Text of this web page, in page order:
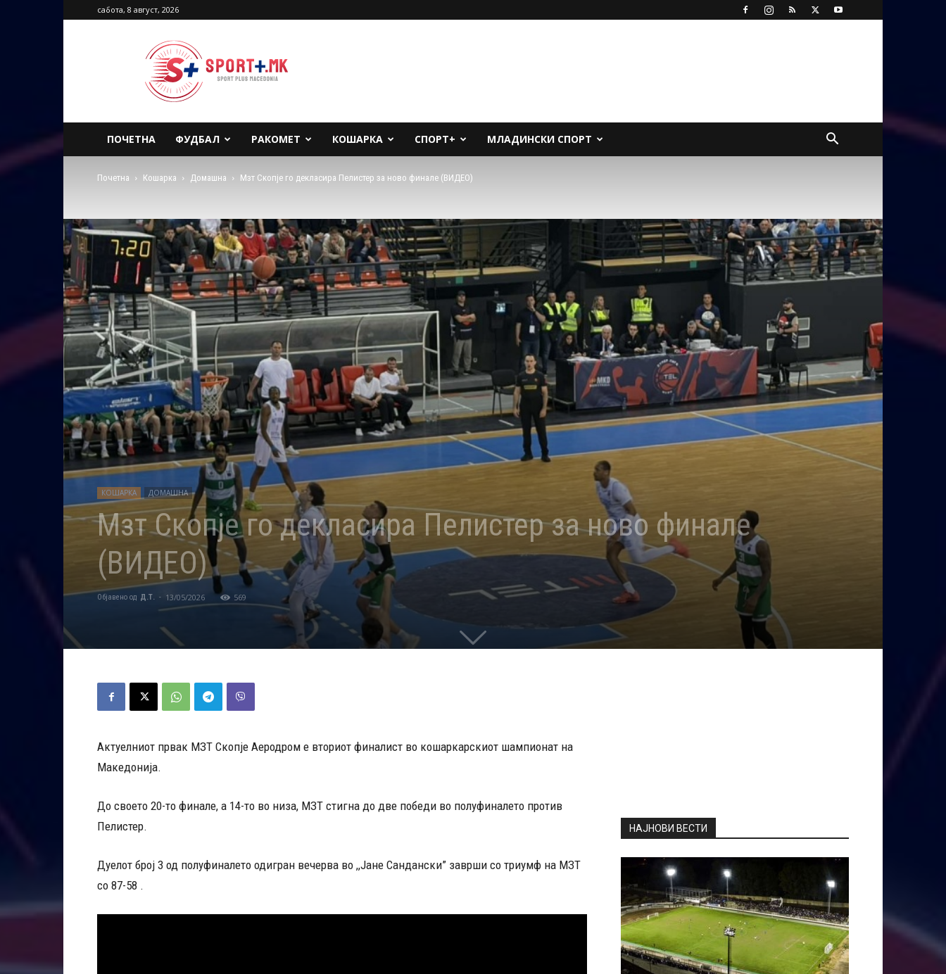
сабота, 8 август, 2026
Sport
Plus
Macedonia
ПОЧЕТНА ФУДБАЛ РАКОМЕТ КОШАРКА СПОРТ+ МЛАДИНСКИ СПОРТ
Почетна Кошарка Домашна Мзт Скопје го декласира Пелистер за ново финале (ВИДЕО)
КОШАРКА ДОМАШНА
Мзт Скопје го декласира Пелистер за ново финале
(ВИДЕО)
Објавено од Д.Т. - 13/05/2026 569
Актуелниот првак МЗТ Скопје Аеродром е вториот финалист во кошаркарскиот шампионат на
Македонија.
До своето 20-то финале, а 14-то во низа, МЗТ стигна до две победи во полуфиналето против
Пелистер.
Дуелот број 3 од полуфиналето одигран вечерва во ,,Јане Сандански” заврши со триумф на МЗТ
со 87-58 .
НАЈНОВИ ВЕСТИ